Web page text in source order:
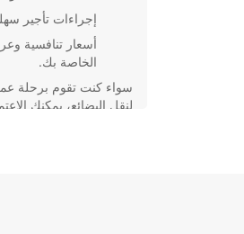
إجراءات تأجير
أسعار تنافسية
الخاصة بك.
سواء كنت تقوم برحلة